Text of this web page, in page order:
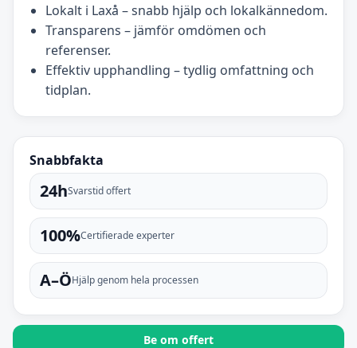
Lokalt i Laxå – snabb hjälp och lokalkännedom.
Transparens – jämför omdömen och
referenser.
Effektiv upphandling – tydlig omfattning och
tidplan.
Snabbfakta
24hSvarstid offert
100%Certifierade experter
A–ÖHjälp genom hela processen
Be om offert